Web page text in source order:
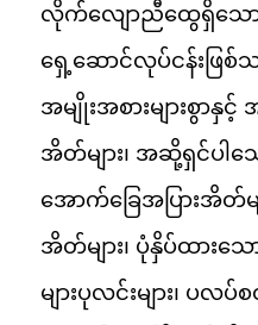
လိုက်လျောညီထွေရှိသော
ရှေ့ဆောင်လုပ်ငန်းဖ
အမျိုးအစားများစွာနှ
အိတ်များ၊ အဆို့ရှင်ပါသ
အောက်ခြေအပြားအိတ်မျ
အိတ်များ၊ ပုံနှိပ်ထား
များပုလင်းများ၊ ပလပ်စ